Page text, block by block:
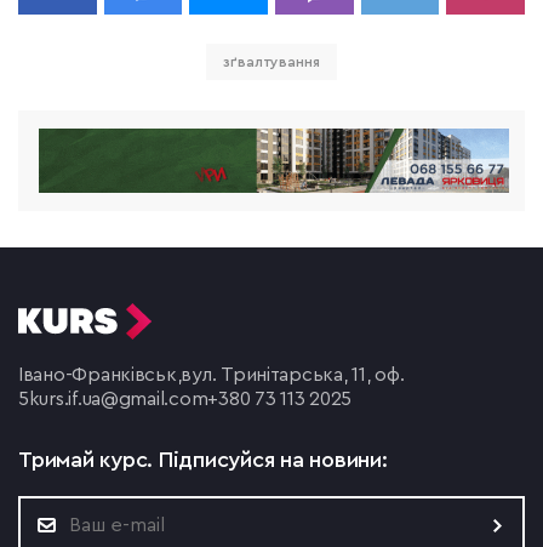
зґвалтування
Івано-Франківськ,вул. Тринітарська, 11, оф.
5 kurs.if.ua@gmail.com+380 73 113 2025
Тримай курс. Підписуйся на новини: